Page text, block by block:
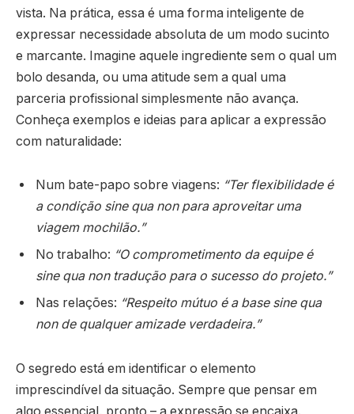
vista. Na prática, essa é uma forma inteligente de
expressar necessidade absoluta de um modo sucinto
e marcante. Imagine aquele ingrediente sem o qual um
bolo desanda, ou uma atitude sem a qual uma
parceria profissional simplesmente não avança.
Conheça exemplos e ideias para aplicar a expressão
com naturalidade:
Num bate-papo sobre viagens: “Ter flexibilidade é
a condição sine qua non para aproveitar uma
viagem mochilão.”
No trabalho: “O comprometimento da equipe é
sine qua non tradução para o sucesso do projeto.”
Nas relações: “Respeito mútuo é a base sine qua
non de qualquer amizade verdadeira.”
O segredo está em identificar o elemento
imprescindível da situação. Sempre que pensar em